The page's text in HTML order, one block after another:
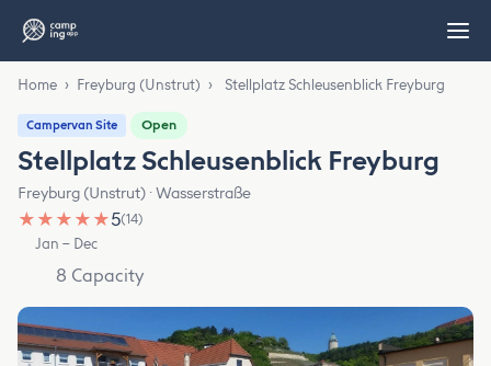
Home › Freyburg (Unstrut) › Stellplatz Schleusenblick Freyburg
Campervan Site Open
Stellplatz Schleusenblick Freyburg
Freyburg (Unstrut) · Wasserstraße
★ ★ ★ ★ ★5(14)
Jan – Dec
8 Capacity